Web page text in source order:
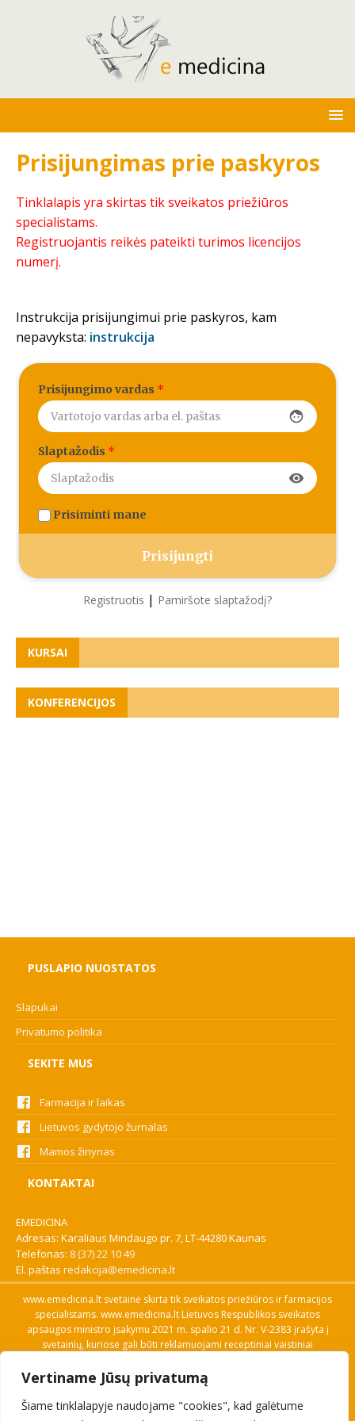
Vertiname Jūsų privatumą
Šiame tinklalapyje naudojame "cookies", kad galėtume
Prisijungimas prie paskyros
Tinklalapis yra skirtas tik sveikatos priežiūros
specialistams.
Registruojantis reikės pateikti turimos licencijos
numerį.
Instrukcija prisijungimui prie paskyros, kam
nepavyksta: instrukcija
Prisijungimo vardas *
face
Slaptažodis *
visibility
Prisiminti mane
Registruotis | Pamiršote slaptažodį?
KURSAI
KONFERENCIJOS
PUSLAPIO NUOSTATOS
Slapukai
Privatumo politika
SEKITE MUS
Farmacija ir laikas
Lietuvos gydytojo žurnalas
Mamos žinynas
KONTAKTAI
EMEDICINA
Adresas: Karaliaus Mindaugo pr. 7, LT-44280 Kaunas
Telefonas: 8 (37) 22 10 49
El. paštas redakcija@emedicina.lt
www.emedicina.lt svetainė skirta tik sveikatos priežiūros ir farmacijos
specialistams. www.emedicina.lt Lietuvos Respublikos sveikatos
apsaugos ministro įsakymu 2021 m. spalio 21 d. Nr. V-2383 įrašyta į
svetainių, kuriose gali būti reklamuojami receptiniai vaistiniai
savo profesinę kvalifikaciją. Naudingos nuorodos: Vaistų ir medicinos
pagalbos priemonių kainų paieška, VVKT tinklalapis, Sveikatos
priežiūros ar farmacijos specialisto pranešimo apie įtariamą